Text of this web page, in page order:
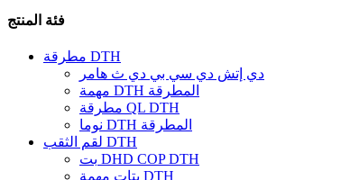
فئة المنتج
مطرقة DTH
دي إتش دي سي بي دي ث هامر
مهمة DTH المطرقة
مطرقة QL DTH
نوما DTH المطرقة
لقم الثقب DTH
بت DHD COP DTH
بتات مهمة DTH